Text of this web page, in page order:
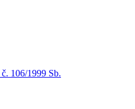
106/1999 Sb.